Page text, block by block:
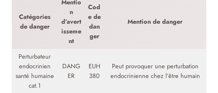
Catégories
de danger
Mentio
n
d’avert
isseme
nt
Cod
e de
dan
ger
Mention de danger
Perturbateur
endocrinien
santé humaine
cat.1
DANG
ER
EUH
380
Peut provoquer une perturbation
endocrinienne chez l’être humain